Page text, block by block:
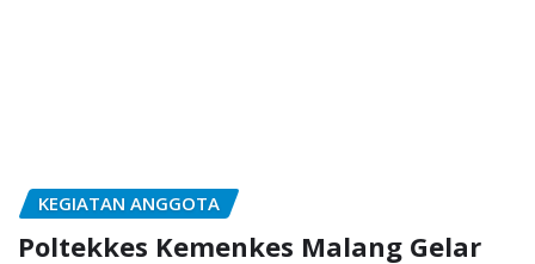
KEGIATAN ANGGOTA
Poltekkes Kemenkes Malang Gelar